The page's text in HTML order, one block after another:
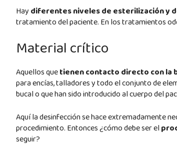
Hay diferentes niveles de esterilización y
tratamiento del paciente. En los tratamientos
Material crítico
Aquellos quetienen contacto directo con la
para encías, talladores y todo el conjunto de
bucal o que han sido introducido al cuerpo del
Aquí la desinfección se hace extremadamente
procedimiento. Entonces ¿cómo debe ser el
seguir?